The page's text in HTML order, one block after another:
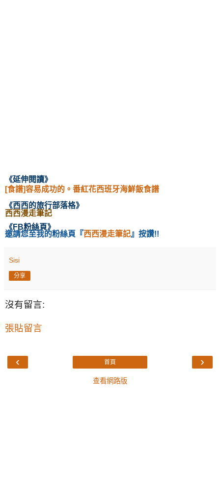
《延伸閱讀》
[食譜]容易成功的。番紅花西班牙海鮮飯食譜
《西西的旅行部落格》
西西漫走筆記
《FB粉絲頁》
邀請您至我的粉絲頁
『西西漫走筆記』按讚!!
Sisi
分享
沒有留言:
張貼留言
‹ ›
首頁
查看網路版